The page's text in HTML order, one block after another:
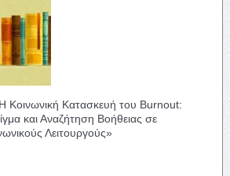
Κοινωνική Κατασκευή του Burnout:
και Αναζήτηση Βοήθειας σε
Λειτουργούς»